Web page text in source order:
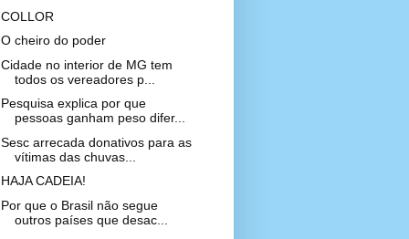
COLLOR
O cheiro do poder
Cidade no interior de MG tem
todos os vereadores p...
Pesquisa explica por que
pessoas ganham peso difer...
Sesc arrecada donativos para as
vítimas das chuvas...
HAJA CADEIA!
Por que o Brasil não segue
outros países que desac...